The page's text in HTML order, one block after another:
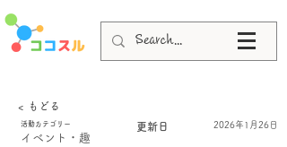
< もどる
活動カテゴリー
イベント・趣
更新日 2026年1月26日